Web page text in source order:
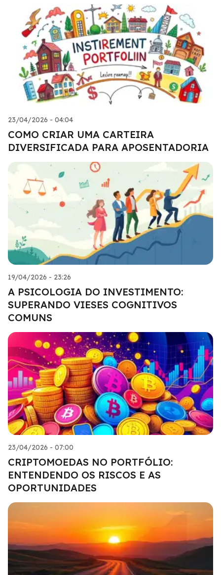
23/04/2026 - 04:04
COMO CRIAR UMA CARTEIRA
DIVERSIFICADA PARA APOSENTADORIA
19/04/2026 - 23:26
A PSICOLOGIA DO INVESTIMENTO:
SUPERANDO VIESES COGNITIVOS
COMUNS
23/04/2026 - 07:00
CRIPTOMOEDAS NO PORTFÓLIO:
ENTENDENDO OS RISCOS E AS
OPORTUNIDADES